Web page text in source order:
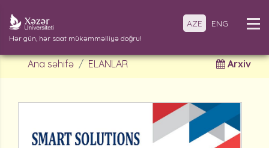
Hər gün, hər saat mükəmməlliyə doğru!
AZE ENG
Ana səhifə ELANLAR Arxiv